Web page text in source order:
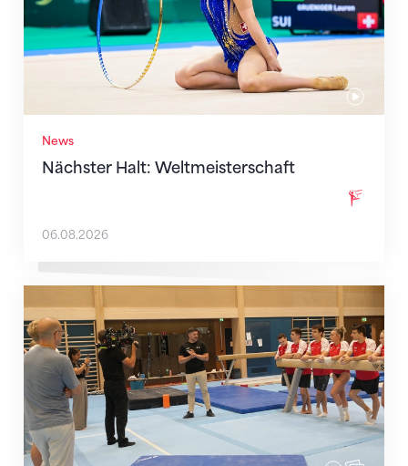
News
Nächster Halt: Weltmeisterschaft
06.08.2026
Mit klaren Zielen nach Zagreb